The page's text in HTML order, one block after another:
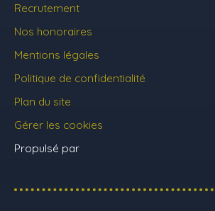
Recrutement
Nos honoraires
Mentions légales
Politique de confidentialité
Plan du site
Gérer les cookies
Propulsé par